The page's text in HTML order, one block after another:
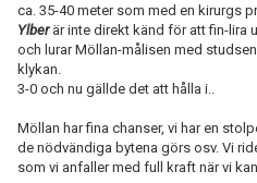
ca. 35-40 meter som med en kirurgs
Ylber är inte direkt känd för att fin-lira
och lurar Möllan-målisen med
klykan.
3-0 och nu gällde det att hålla i..
Möllan har fina chanser, vi har en
de nödvändiga bytena görs osv. Vi
som vi anfaller med full kraft när vi